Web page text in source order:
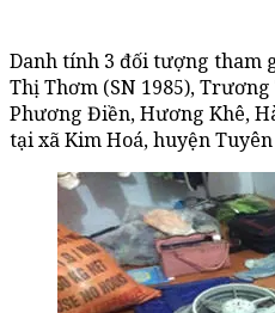
Danh tính 3 đối tượng tham
Thị Thơm (SN 1985),
Phương Điền, Hương Khê,
tại xã Kim Hoá, huyện